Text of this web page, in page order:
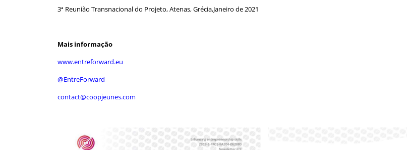
3ª Reunião Transnacional do Projeto, Atenas, Grécia,Janeiro de 2021
Mais informação
www.entreforward.eu
@EntreForward
contact@coopjeunes.com